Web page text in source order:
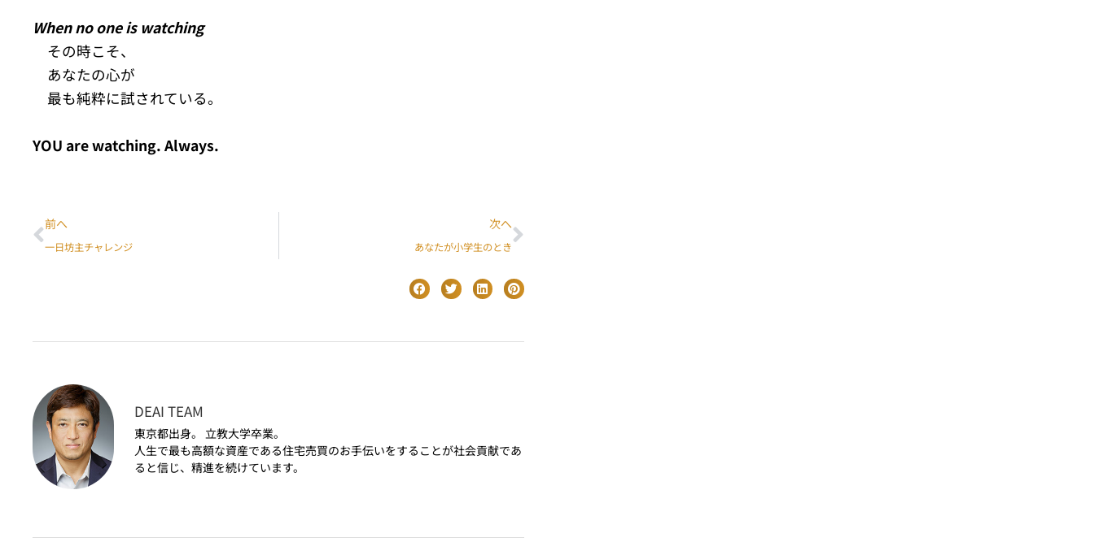
When no one is watching
その時こそ、
あなたの心が
最も純粋に試されている。
YOU are watching. Always.
前へ
一日坊主チャレンジ
次へ
あなたが小学生のとき
DEAI TEAM
東京都出身。 立教大学卒業。
人生で最も高額な資産である住宅売買のお手伝いをすることが社会貢献であ
ると信じ、精進を続けています。